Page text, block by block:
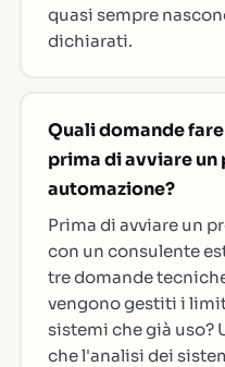
quasi sempre
dichiarati.
Quali domande
prima di avviare
automazione?
Prima di avviare un
con un consulente
tre domande
vengono gestiti i
sistemi che già uso?
che l'analisi dei